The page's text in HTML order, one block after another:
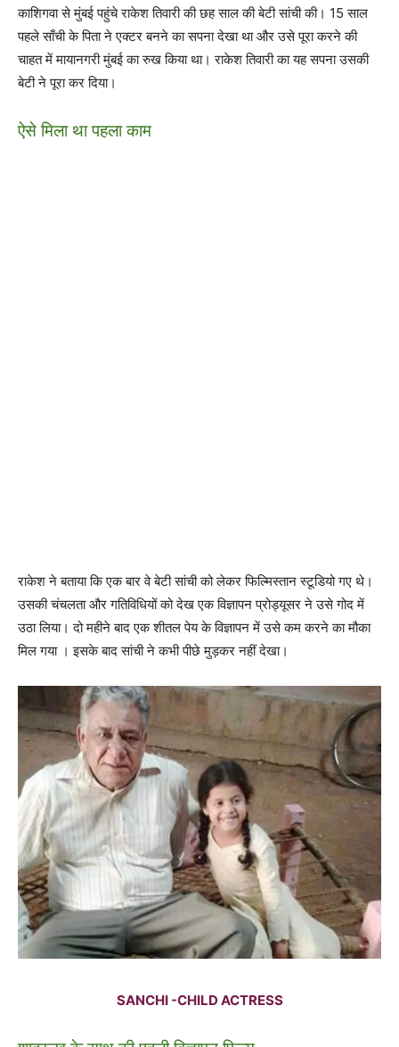
काशिगवा से मुंबई पहुंचे राकेश तिवारी की छह साल की बेटी सांची की। 15 साल
पहले साँची के पिता ने एक्टर बनने का सपना देखा था और उसे पूरा करने की
चाहत में मायानगरी मुंबई का रुख किया था। राकेश तिवारी का यह सपना उसकी
बेटी ने पूरा कर दिया।
ऐसे मिला था पहला काम
राकेश ने बताया कि एक बार वे बेटी सांची को लेकर फिल्मिस्तान स्टूडियो गए थे।
उसकी चंचलता और गतिविधियों को देख एक विज्ञापन प्रोड्यूसर ने उसे गोद में
उठा लिया। दो महीने बाद एक शीतल पेय के विज्ञापन में उसे कम करने का मौका
मिल गया । इसके बाद सांची ने कभी पीछे मुड़कर नहीं देखा।
SANCHI -CHILD ACTRESS